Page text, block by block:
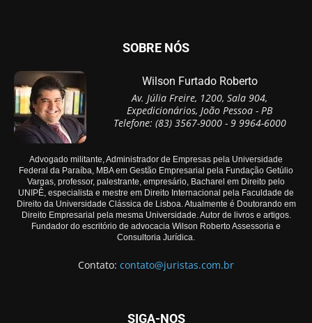
SOBRE NÓS
Wilson Furtado Roberto
Av. Júlia Freire, 1200, Sala 904,
Expedicionários, João Pessoa - PB
Telefone: (83) 3567-9000 - 9 9964-6000
Advogado militante, Administrador de Empresas pela Universidade
Federal da Paraíba, MBA em Gestão Empresarial pela Fundação Getúlio
Vargas, professor, palestrante, empresário, Bacharel em Direito pelo
UNIPÊ, especialista e mestre em Direito Internacional pela Faculdade de
Direito da Universidade Clássica de Lisboa. Atualmente é Doutorando em
Direito Empresarial pela mesma Universidade. Autor de livros e artigos.
Fundador do escritório de advocacia Wilson Roberto Assessoria e
Consultoria Jurídica.
Contato: contato@juristas.com.br
SIGA-NOS